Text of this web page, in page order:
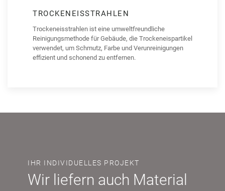
TROCKENEISSTRAHLEN
Trockeneisstrahlen ist eine umweltfreundliche
Reinigungsmethode für Gebäude, die Trockeneispartikel
verwendet, um Schmutz, Farbe und Verunreinigungen
effizient und schonend zu entfernen.
IHR INDIVIDUELLES PROJEKT
Wir liefern auch Material